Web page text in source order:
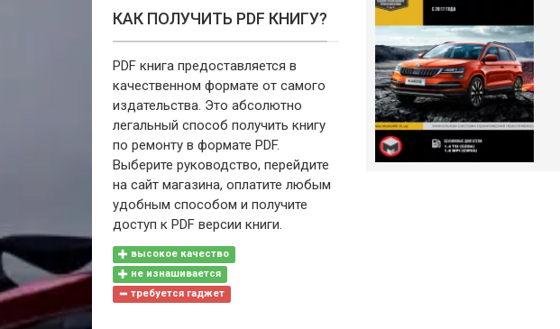
КАК ПОЛУЧИТЬ PDF КНИГУ?
PDF книга предоставляется в
качественном формате от самого
издательства. Это абсолютно
легальный способ получить книгу
по ремонту в формате PDF.
Выберите руководство, перейдите
на сайт магазина, оплатите любым
удобным способом и получите
доступ к PDF версии книги.
высокое качество
не изнашивается
требуется гаджет